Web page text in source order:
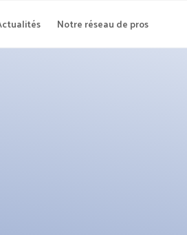
Notre réseau de pros